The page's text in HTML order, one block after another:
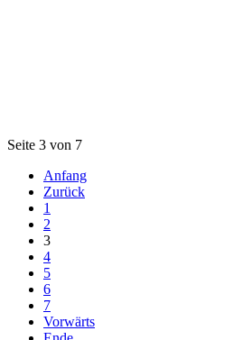
Seite 3 von 7
Anfang
Zurück
1
2
3
4
5
6
7
Vorwärts